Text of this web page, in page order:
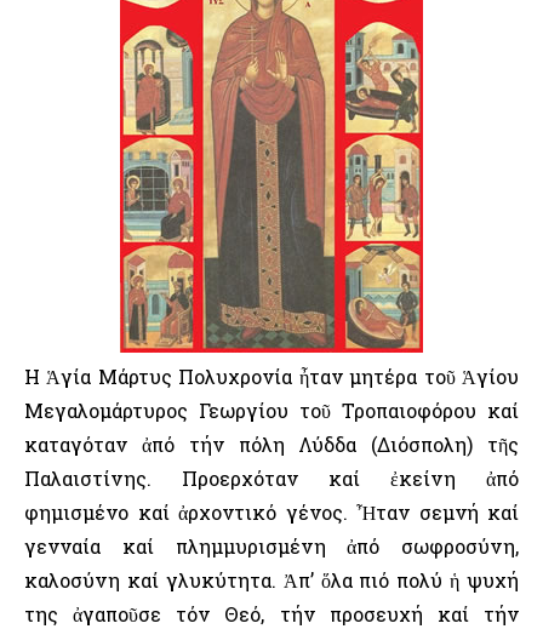
Η Ἁγία Μάρτυς Πολυχρονία ἦταν μητέρα τοῦ Ἁγίου
Μεγαλομάρτυρος Γεωργίου τοῦ Τροπαιοφόρου καί
καταγόταν ἀπό τήν πόλη Λύδδα (Διόσπολη) τῆς
Παλαιστίνης. Προερχόταν καί ἐκείνη ἀπό
φημισμένο καί ἀρχοντικό γένος. Ἦταν σεμνή καί
γενναία καί πλημμυρισμένη ἀπό σωφροσύνη,
καλοσύνη καί γλυκύτητα. Ἀπ’ ὅλα πιό πολύ ἡ ψυχή
της ἀγαποῦσε τόν Θεό, τήν προσευχή καί τήν